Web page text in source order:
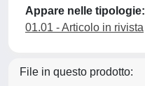
Appare nelle tipologie:
01.01 - Articolo in rivista
File in questo prodotto: